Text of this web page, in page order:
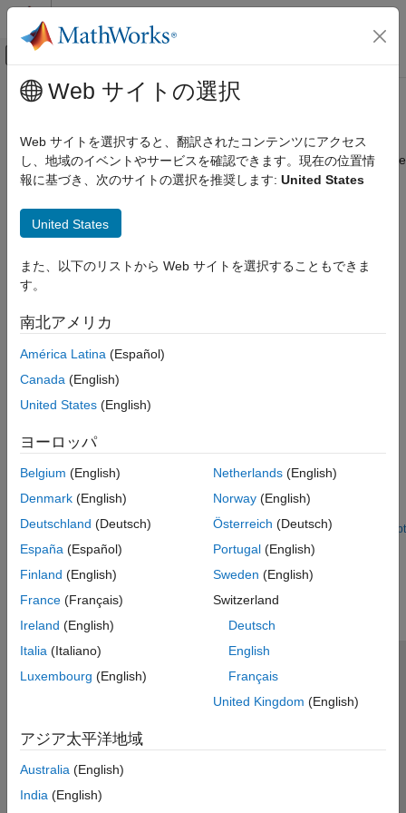
コンテンツへスキップ
オフキャンバス ナビゲーション メ
ドキュメンテーションのホーム
Control Systems
STM32 Microcontroller Blockset
カテゴリ
Get Started with STM32 Microcontroller
Applications
Peripherals
Connected I/O Simulation
Signal Monitoring and Parameter Tuning
Deployment and Validation
STM32 MBED Based Boards
メインコンテンツ
Connected I/O Simulation
Prototype and test Simulink® models using real STM32 hardware
before deployment, without code generation
the hardware during simulation. With Connected I/O Simulink
you can communicate with the hardware prior to deploying the
Topics
Communicate with Hardware Using Connected IO
Get peripheral data from the hardware before deploying the
Simulink model on the hardware.
Featured Examples
Getting Started with Connected IO on STM32 Processor
Based Boards
Use Connected IO in STM32™ Microcontroller Blockset. It
illustrates how to progressively add blocks and use Connected
IO to read and write values to and from target hardware.
Open Script
How useful was this information?
Web サイトの選択
Web サイトを選択すると、翻訳されたコンテンツにアクセス
し、地域のイベントやサービスを確認できます。現在の位置情
報に基づき、次のサイトの選択を推奨します: United States
United States
また、以下のリストから Web サイトを選択することもできま
す。
南北アメリカ
América Latina (Español)
Canada (English)
United States (English)
ヨーロッパ
Belgium (English)
Denmark (English)
Deutschland (Deutsch)
España (Español)
Finland (English)
France (Français)
Ireland (English)
Italia (Italiano)
Luxembourg (English)
Netherlands(English)
Norway(English)
Österreich (Deutsch)
Portugal(English)
Sweden (English)
Switzerland
Deutsch
English
Français
United Kingdom (English)
アジア太平洋地域
Australia (English)
India (English)
トラストセンター
プライバシー ポリシー
アプリケーション ステータス
お問い合わせ